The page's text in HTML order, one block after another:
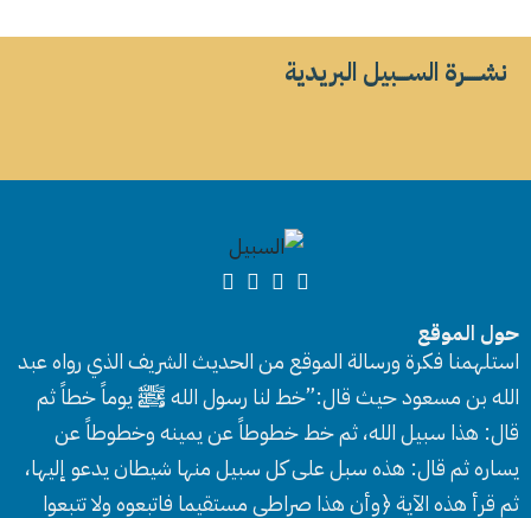
نشــــــرة الســــبيل البريدية
حول الموقع
استلهمنا فكرة ورسالة الموقع من الحديث الشريف الذي رواه عبد
الله بن مسعود حيث قال:”خط لنا رسول الله ﷺ يوماً خطاً ثم
قال: هذا سبيل الله، ثم خط خطوطاً عن يمينه وخطوطاً عن
يساره ثم قال: هذه سبل على كل سبيل منها شيطان يدعو إليها،
ثم قرأ هذه الآية ﴿وأن هذا صراطي مستقيما فاتبعوه ولا تتبعوا